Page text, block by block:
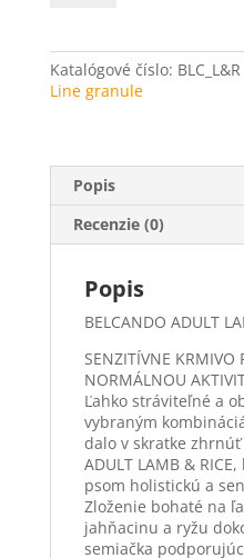
Rice
-
Jahňacie
Katalógové číslo: BLC_L&R
Line granule
Popis
Recenzie (0)
Popis
BELCANDO ADULT
SENZITÍVNE KRMIVO
NORMÁLNOU
Ľahko stráviteľné a
vybraným
dalo v skratke zhrnúť
ADULT LAMB &
psom holistickú a
Zloženie bohaté na
jahňacinu a ryžu
semiačka